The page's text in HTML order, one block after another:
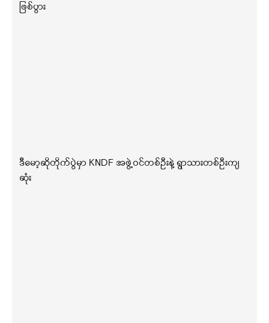
ဖြစ်ပွား
ဒီမော့ဆိုတိုက်ပွဲမှာ KNDF အဖွဲ့ဝင်တစ်ဦးနဲ့ ရွာသားတစ်ဦးကျ
ဆုံး